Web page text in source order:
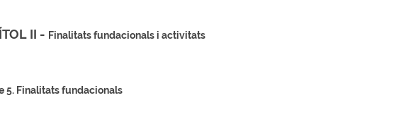
II - Finalitats fundacionals i activitats
5. Finalitats fundacionals